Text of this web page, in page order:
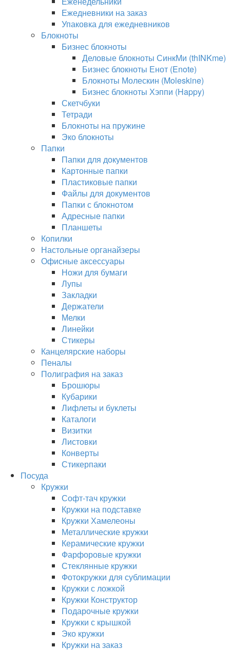
Ежедневники на заказ
Упаковка для ежедневников
Блокноты
Бизнес блокноты
Деловые блокноты СинкМи (thINKme)
Бизнес блокноты Енот (Enote)
Блокноты Молескин (Moleskine)
Бизнес блокноты Хэппи (Happy)
Скетчбуки
Тетради
Блокноты на пружине
Эко блокноты
Папки
Папки для документов
Картонные папки
Пластиковые папки
Файлы для документов
Папки с блокнотом
Адресные папки
Планшеты
Копилки
Настольные органайзеры
Офисные аксессуары
Ножи для бумаги
Лупы
Закладки
Держатели
Мелки
Линейки
Стикеры
Канцелярские наборы
Пеналы
Полиграфия на заказ
Брошюры
Кубарики
Лифлеты и буклеты
Каталоги
Визитки
Листовки
Конверты
Стикерпаки
Посуда
Кружки
Софт-тач кружки
Кружки на подставке
Кружки Хамелеоны
Металлические кружки
Керамические кружки
Фарфоровые кружки
Стеклянные кружки
Фотокружки для сублимации
Кружки с ложкой
Кружки Конструктор
Подарочные кружки
Кружки с крышкой
Эко кружки
Кружки на заказ